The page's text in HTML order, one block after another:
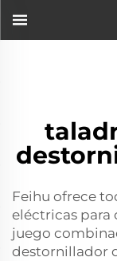
Feihu ofrece
eléctricas para
juego
destornillador